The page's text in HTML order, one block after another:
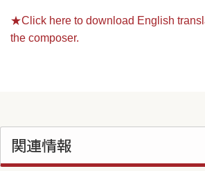
★Click here to download English
the composer.
関連情報